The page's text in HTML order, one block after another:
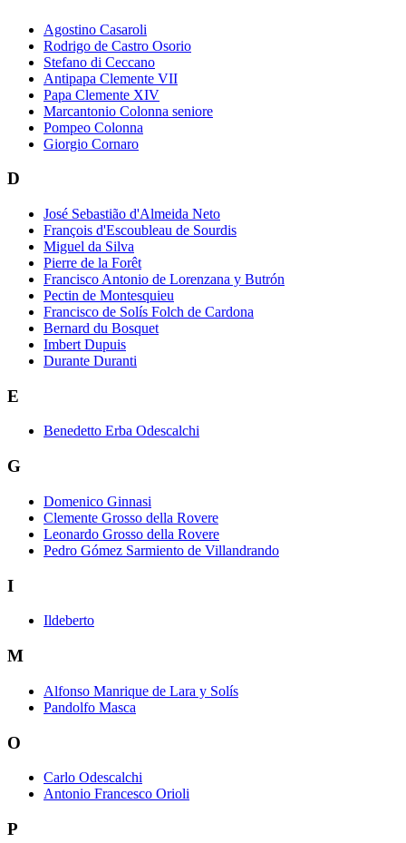
Agostino Casaroli
Rodrigo de Castro Osorio
Stefano di Ceccano
Antipapa Clemente VII
Papa Clemente XIV
Marcantonio Colonna seniore
Pompeo Colonna
Giorgio Cornaro
D
José Sebastião d'Almeida Neto
François d'Escoubleau de Sourdis
Miguel da Silva
Pierre de la Forêt
Francisco Antonio de Lorenzana y Butrón
Pectin de Montesquieu
Francisco de Solís Folch de Cardona
Bernard du Bosquet
Imbert Dupuis
Durante Duranti
E
Benedetto Erba Odescalchi
G
Domenico Ginnasi
Clemente Grosso della Rovere
Leonardo Grosso della Rovere
Pedro Gómez Sarmiento de Villandrando
I
Ildeberto
M
Alfonso Manrique de Lara y Solís
Pandolfo Masca
O
Carlo Odescalchi
Antonio Francesco Orioli
P